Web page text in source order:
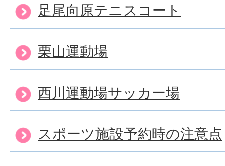
足尾向原テニスコート
栗山運動場
西川運動場サッカー場
スポーツ施設予約時の注意点